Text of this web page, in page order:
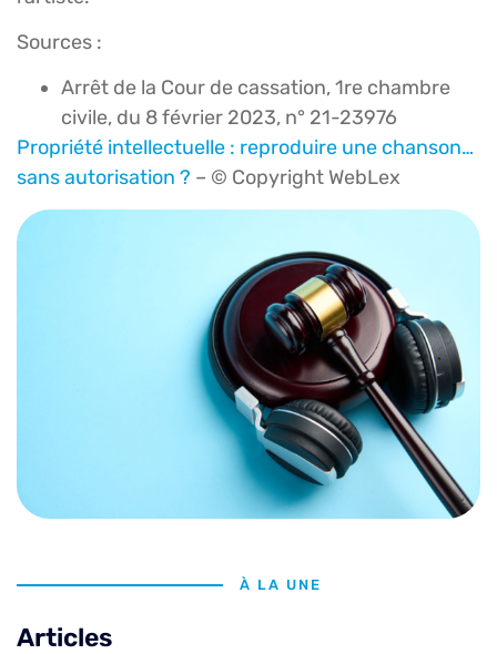
Sources :
Arrêt de la Cour de cassation, 1re chambre
civile, du 8 février 2023, n° 21-23976
Propriété intellectuelle : reproduire une chanson…
sans autorisation ? – © Copyright WebLex
À LA UNE
Articles